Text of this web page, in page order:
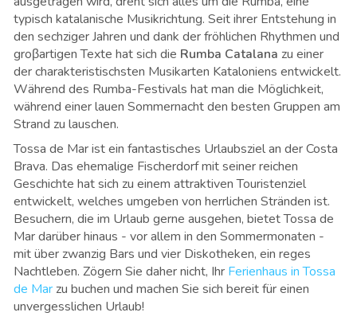
typisch katalanische Musikrichtung. Seit ihrer Entstehung in
den sechziger Jahren und dank der fröhlichen Rhythmen und
groβartigen Texte hat sich die Rumba Catalana zu einer
der charakteristischsten Musikarten Kataloniens entwickelt.
Während des Rumba-Festivals hat man die Möglichkeit,
während einer lauen Sommernacht den besten Gruppen am
Strand zu lauschen.
Tossa de Mar ist ein fantastisches Urlaubsziel an der Costa
Brava. Das ehemalige Fischerdorf mit seiner reichen
Geschichte hat sich zu einem attraktiven Touristenziel
entwickelt, welches umgeben von herrlichen Stränden ist.
Besuchern, die im Urlaub gerne ausgehen, bietet Tossa de
Mar darüber hinaus - vor allem in den Sommermonaten -
mit über zwanzig Bars und vier Diskotheken, ein reges
Nachtleben. Zögern Sie daher nicht, Ihr Ferienhaus in Tossa
de Mar zu buchen und machen Sie sich bereit für einen
unvergesslichen Urlaub!